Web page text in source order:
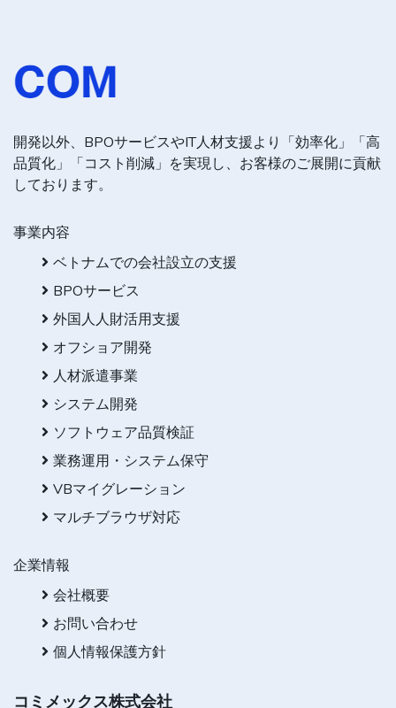
開発以外、BPOサービスやIT人材支援より「効率化」「高
品質化」「コスト削減」を実現し、お客様のご展開に貢献
しております。
事業内容
ベトナムでの会社設立の支援
BPOサービス
外国人人財活用支援
オフショア開発
人材派遣事業
システム開発
ソフトウェア品質検証
業務運用・システム保守
VBマイグレーション
マルチブラウザ対応
企業情報
会社概要
お問い合わせ
個人情報保護方針
コミメックス株式会社